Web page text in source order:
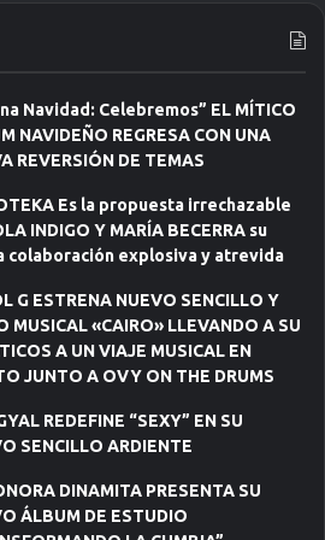
Navidad: Celebremos” EL MÍTICO
NAVIDEÑO REGRESA CON UNA
REVERSIÓN DE TEMAS
Es la propuesta irrechazable
INDIGO Y MARÍA BECERRA su
colaboración explosiva y atrevida
G ESTRENA NUEVO SENCILLO Y
MUSICAL «CAIRO» LLEVANDO A SU
A UN VIAJE MUSICAL EN
JUNTO A OVY ON THE DRUMS
REDEFINE “SEXY” EN SU
SENCILLO ARDIENTE
DINAMITA PRESENTA SU
ÁLBUM DE ESTUDIO